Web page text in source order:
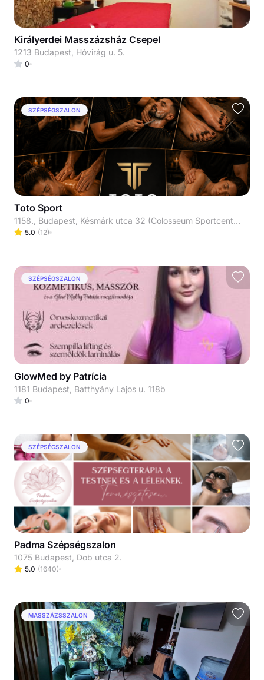
Királyerdei Masszázsház Csepel
1213 Budapest, Hóvirág u. 5.
0
SZÉPSÉGSZALON
Toto Sport
1158., Budapest, Késmárk utca 32 (Colosseum Sportcentrum földszint)
5.0 (12)
SZÉPSÉGSZALON
GlowMed by Patrícia
1181 Budapest, Batthyány Lajos u. 118b
0
SZÉPSÉGSZALON
Padma Szépségszalon
1075 Budapest, Dob utca 2.
5.0 (1640)
MASSZÁZSSZALON